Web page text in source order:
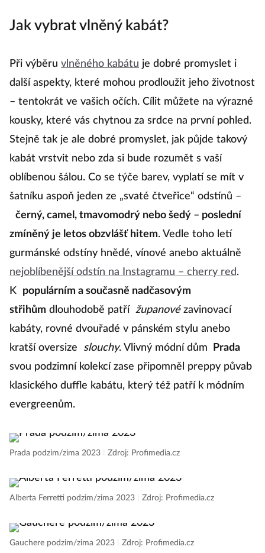
Jak vybrat vlněný kabát?
Při výběru vlněného kabátu je dobré promyslet i
další aspekty, které mohou prodloužit jeho životnost
– tentokrát ve vašich očích. Cílit můžete na výrazné
kousky, které vás chytnou za srdce na první pohled.
Stejně tak je ale dobré promyslet, jak půjde takový
kabát vrstvit nebo zda si bude rozumět s vaší
oblíbenou šálou. Co se týče barev, vyplatí se mít v
šatníku aspoň jeden ze „svaté čtveřice“ odstínů –
černý, camel, tmavomodrý nebo šedý – poslední
zmíněný je letos obzvlášť hitem. Vedle toho letí
gurmánské odstíny hnědé, vínové anebo aktuálně
nejoblíbenější odstín na Instagramu – cherry red.
K
populárním a současně nadčasovým
střihům dlouhodobě patří županovézavinovací
kabáty, rovné dvouřadé v pánském stylu anebo
kratší oversize
slouchy. Vlivný módní dům
Prada
svou podzimní kolekcí zase připomněl preppy půvab
klasického duffle kabátu, který též patří k módním
evergreenům.
Prada podzim/zima 2023 Zdroj: Profimedia.cz
Alberta Ferretti podzim/zima 2023 Zdroj: Profimedia.cz
Gauchere podzim/zima 2023 Zdroj: Profimedia.cz